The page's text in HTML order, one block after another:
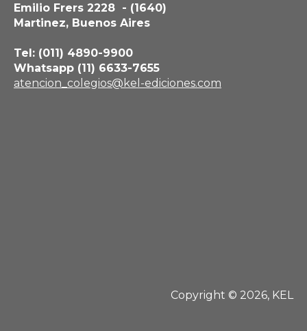
Emilio Frers 2228 - (1640)
Martinez, Buenos Aires
Tel: (011) 4890-9900
Whatsapp (11) 6633-7655
atencion_colegios@kel-ediciones.com
Copyright © 2026, KEL